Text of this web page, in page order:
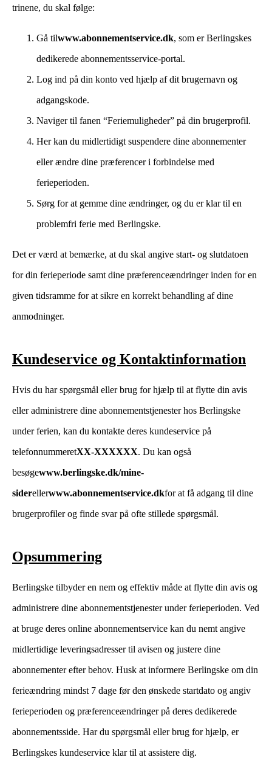
trinene, du skal følge:
Gå tilwww.abonnementservice.dk, som er Berlingskes
dedikerede abonnementsservice-portal.
Log ind på din konto ved hjælp af dit brugernavn og
adgangskode.
Naviger til fanen “Feriemuligheder” på din brugerprofil.
Her kan du midlertidigt suspendere dine abonnementer
eller ændre dine præferencer i forbindelse med
ferieperioden.
Sørg for at gemme dine ændringer, og du er klar til en
problemfri ferie med Berlingske.
Det er værd at bemærke, at du skal angive start- og slutdatoen
for din ferieperiode samt dine præferenceændringer inden for en
given tidsramme for at sikre en korrekt behandling af dine
anmodninger.
Kundeservice og Kontaktinformation
Hvis du har spørgsmål eller brug for hjælp til at flytte din avis
eller administrere dine abonnementstjenester hos Berlingske
under ferien, kan du kontakte deres kundeservice på
telefonnummeretXX-XXXXXX. Du kan også
besøgewww.berlingske.dk/mine-
siderellerwww.abonnementservice.dkfor at få adgang til dine
brugerprofiler og finde svar på ofte stillede spørgsmål.
Opsummering
Berlingske tilbyder en nem og effektiv måde at flytte din avis og
administrere dine abonnementstjenester under ferieperioden. Ved
at bruge deres online abonnementservice kan du nemt angive
midlertidige leveringsadresser til avisen og justere dine
abonnementer efter behov. Husk at informere Berlingske om din
ferieændring mindst 7 dage før den ønskede startdato og angiv
ferieperioden og præferenceændringer på deres dedikerede
abonnementsside. Har du spørgsmål eller brug for hjælp, er
Berlingskes kundeservice klar til at assistere dig.